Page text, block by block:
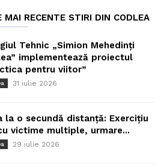
MAI RECENTE STIRI DIN CODLEA
Tehnic „Simion Mehedinți
implementează proiectul
pentru viitor”
31 iulie 2026
la o secundă distanță: Exercițiu
victime multiple, urmare...
29 iulie 2026